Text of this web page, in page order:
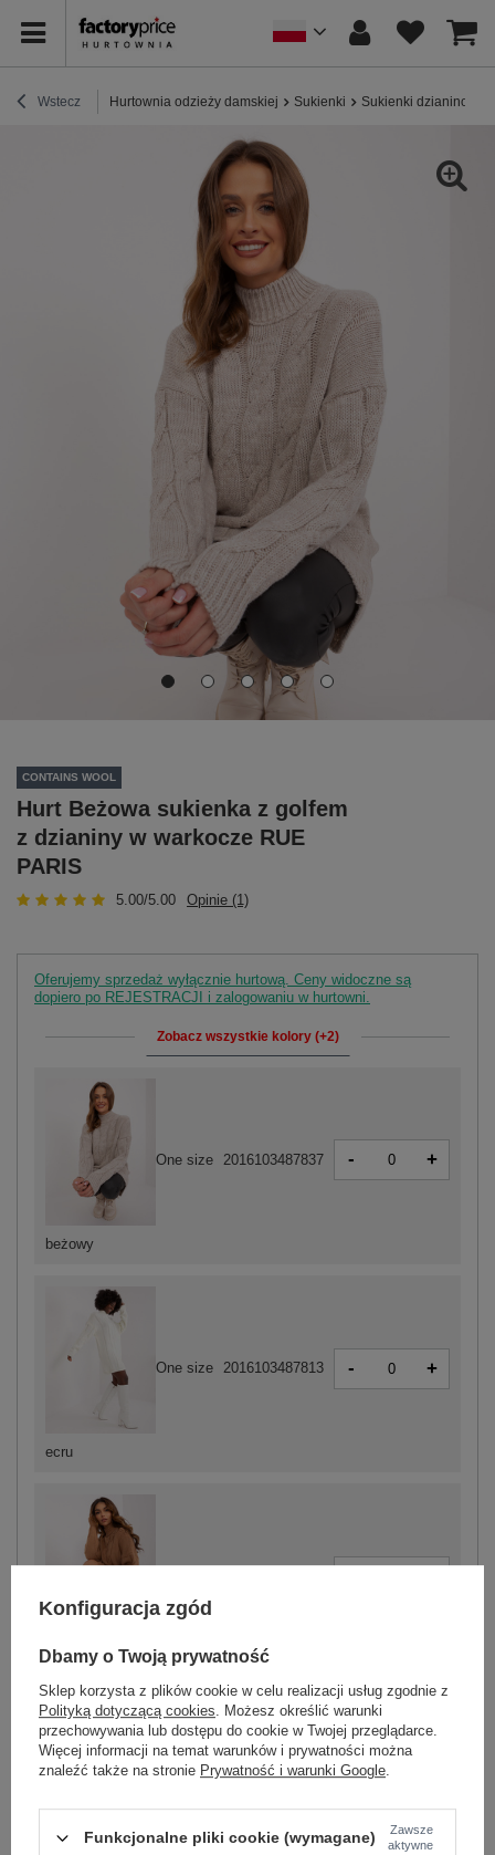
Wstecz Hurtownia odzieży damskiej Sukienki Sukienki dzianinowe
CONTAINS WOOL
Hurt Beżowa sukienka z golfem
z dzianiny w warkocze RUE
PARIS
5.00/5.00 Opinie (1)
Oferujemy sprzedaż wyłącznie hurtową. Ceny widoczne są
dopiero po REJESTRACJI i zalogowaniu w hurtowni.
Zobacz wszystkie kolory (+2)
ecru
One size 2016103487813 - +
camelowy
-
beżowy
One size 2016103487837 - +
Konfiguracja zgód
Dbamy o Twoją prywatność
Sklep korzysta z plików cookie w celu realizacji usług zgodnie z
Polityką dotyczącą cookies. Możesz określić warunki
przechowywania lub dostępu do cookie w Twojej przeglądarce.
Więcej informacji na temat warunków i prywatności można
znaleźć także na stronie Prywatność i warunki Google.
Funkcjonalne pliki cookie (wymagane)
Zawsze
aktywne